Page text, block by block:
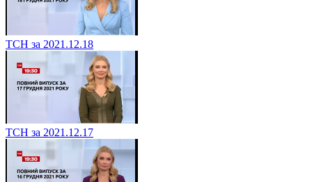
ТСН за 2021.12.18
ТСН за 2021.12.17